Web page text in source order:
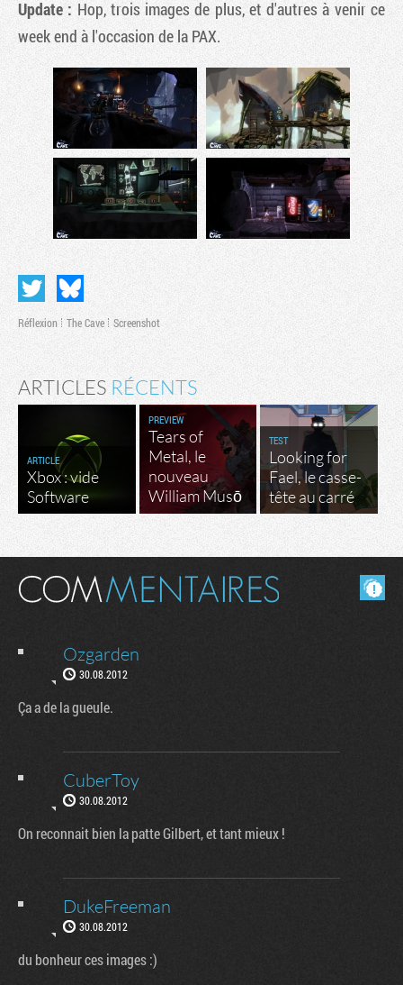
Update : Hop, trois images de plus, et d'autres à venir ce
week end à l'occasion de la PAX.
Réflexion The Cave Screenshot
ARTICLES RÉCENTS
ARTICLE
Xbox : vide
Software
PREVIEW
Tears of
Metal, le
nouveau
William Musō
TEST
Looking for
Fael, le casse-
tête au carré
Masquer les commentaires lus.
Ozgarden
30.08.2012
Ça a de la gueule.
CuberToy
30.08.2012
On reconnait bien la patte Gilbert, et tant mieux !
DukeFreeman
30.08.2012
du bonheur ces images :)
Tribune